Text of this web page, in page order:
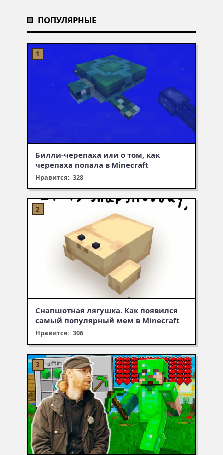
ПОПУЛЯРНЫЕ
Билли-черепаха или о том, как
черепаха попала в Minecraft
Нравится: 328
Снапшотная лягушка. Как появился
самый популярный мем в Minecraft
Нравится: 306